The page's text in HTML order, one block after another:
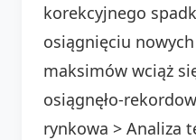
korekcyjnego
osiągnięciu
maksimów wciąż
osiągnęło-
rynkowa > Analiza